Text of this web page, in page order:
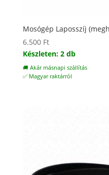
Mosógép Laposszíj
6.500 Ft
Készleten: 2 db
🚚 Akár másnapi szállítás
✅ Magyar raktárról